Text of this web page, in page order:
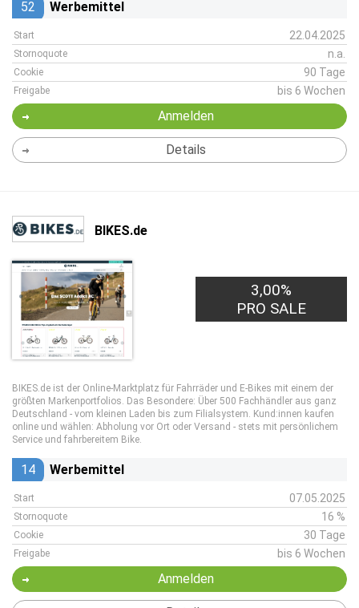
52 Werbemittel
Start 22.04.2025
Stornoquote n.a.
Cookie 90 Tage
Freigabe bis 6 Wochen
Anmelden
Details
BIKES.de
3,00%
PRO SALE
BIKES.de ist der Online-Marktplatz für Fahrräder und E-Bikes mit einem der
größten Markenportfolios. Das Besondere: Über 500 Fachhändler aus ganz
Deutschland - vom kleinen Laden bis zum Filialsystem. Kund:innen kaufen
online und wählen: Abholung vor Ort oder Versand - stets mit persönlichem
Service und fahrbereitem Bike.
14 Werbemittel
Start 07.05.2025
Stornoquote 16 %
Cookie 30 Tage
Freigabe bis 6 Wochen
Anmelden